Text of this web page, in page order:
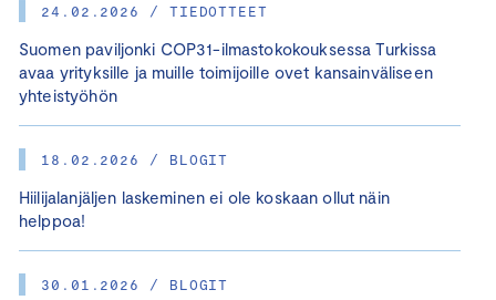
24.02.2026 / TIEDOTTEET
Suomen paviljonki COP31-ilmastokokouksessa Turkissa
avaa yrityksille ja muille toimijoille ovet kansainväliseen
yhteistyöhön
18.02.2026 / BLOGIT
Hiilijalanjäljen laskeminen ei ole koskaan ollut näin
helppoa!
30.01.2026 / BLOGIT